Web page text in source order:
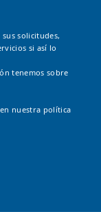
solicitudes,
si así lo
tenemos sobre
nuestra política